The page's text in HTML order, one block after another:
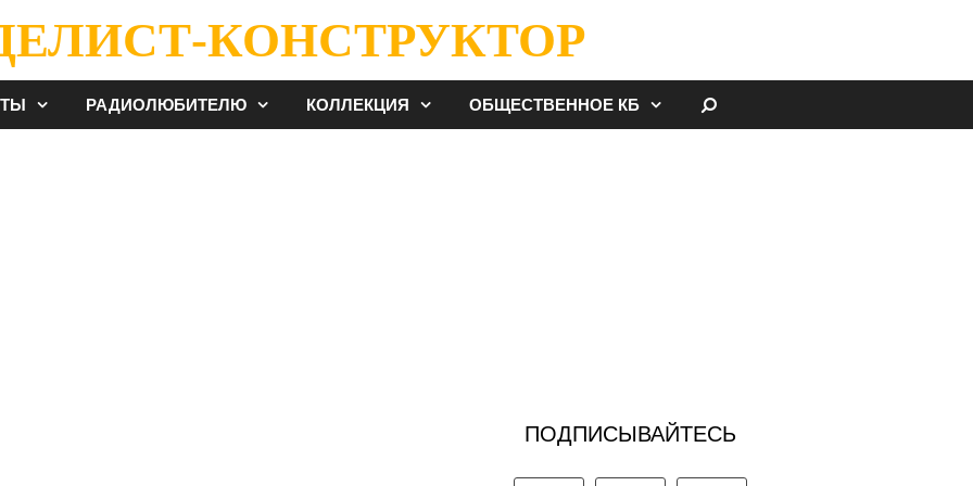
КОНСТРУКТОР
РАДИОЛЮБИТЕЛЮ КОЛЛЕКЦИЯ ОБЩЕСТВЕННОЕ КБ
ПОДПИСЫВАЙТЕСЬ